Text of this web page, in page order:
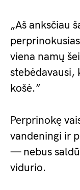
„Aš anksčiau
viena namų
stebėdavausi,
košė.”
Perprinokę
vandeningi ir
— nebus
vidurio.